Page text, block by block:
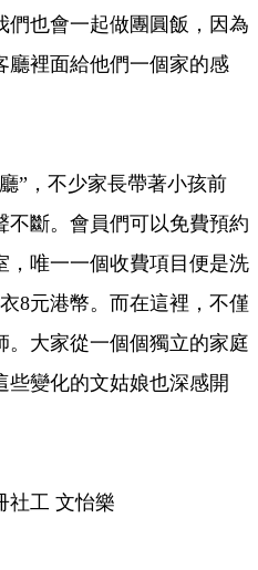
們也會一起做團圓飯，因為
廳裡面給他們一個家的感
，不少家長帶著小孩前
不斷。會員們可以免費預約
，唯一一個收費項目便是洗
8元港幣。而在這裡，不僅
。大家從一個個獨立的家庭
些變化的文姑娘也深感開
工 文怡樂